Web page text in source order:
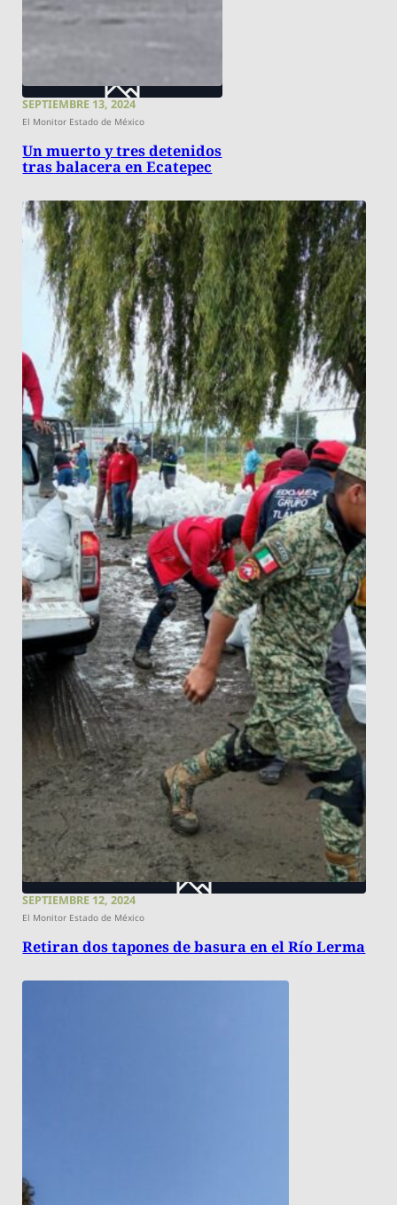
SEPTIEMBRE 13, 2024
El Monitor Estado de México
Un muerto y tres detenidos
tras balacera en Ecatepec
SEPTIEMBRE 12, 2024
El Monitor Estado de México
Retiran dos tapones de basura en el Río Lerma